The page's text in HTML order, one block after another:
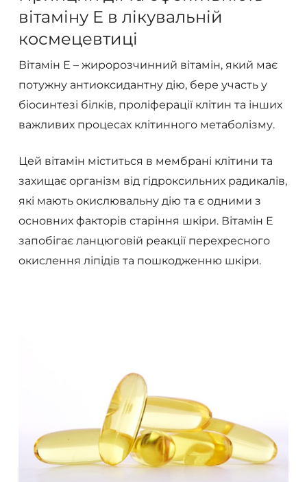
вітаміну Е в лікувальній
космецевтиці
Вітамін Е ​​– жиророзчинний вітамін, який має
потужну антиоксидантну дію, бере участь у
біосинтезі білків, проліферації клітин та інших
важливих процесах клітинного метаболізму.
Цей вітамін міститься в мембрані клітини та
захищає організм від гідроксильних радикалів,
які мають окислювальну дію та є одними з
основних факторів старіння шкіри. Вітамін Е
запобігає ланцюговій реакції перехресного
окислення ліпідів та пошкодженню шкіри.